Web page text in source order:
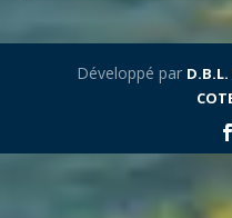
Développé par